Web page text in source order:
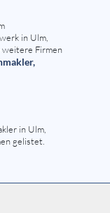
in Ulm,
weitere Firmen
in Ulm,
gelistet.